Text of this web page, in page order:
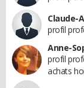
Claude-
profil
Anne-
profil
achats